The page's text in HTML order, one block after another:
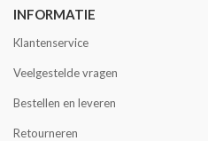
INFORMATIE
Klantenservice
Veelgestelde vragen
Bestellen en leveren
Retourneren